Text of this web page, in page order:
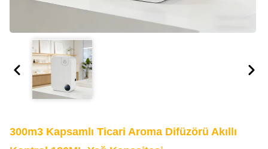
300m3 Kapsamlı Ticari Aroma Difüzörü Akıllı